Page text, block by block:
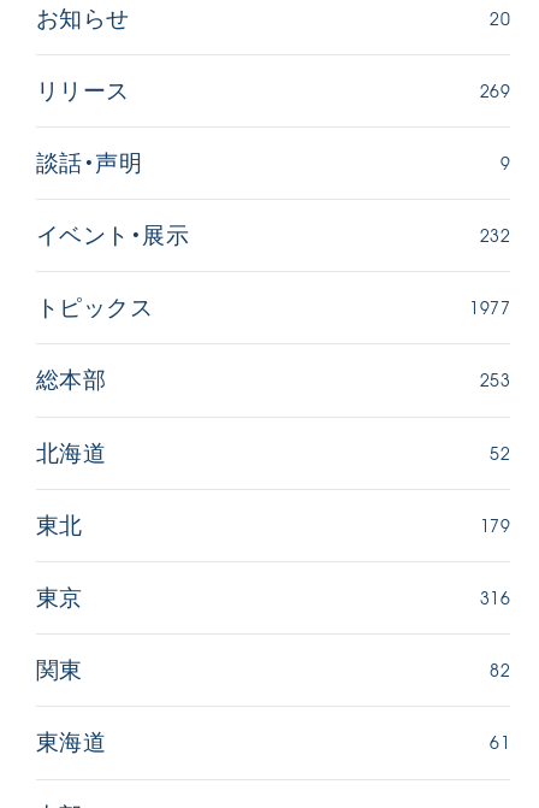
2026.08.09
証言
お知らせ 20
リリース 269
談話・声明 9
イベント・展示 232
トピックス 1977
総本部 253
北海道 52
東北 179
東京 316
関東 82
東海道 61